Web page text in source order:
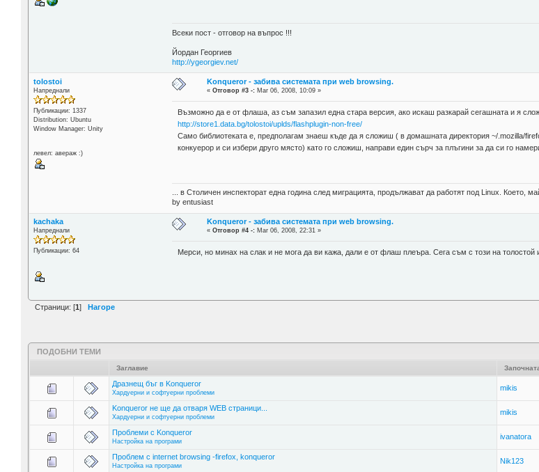
Всеки пост - отговор на въпрос !!!
Йордан Георгиев
http://ygeorgiev.net/
tolostoi
Напреднали
Публикации: 1337
Distribution: Ubuntu
Window Manager: Unity
левел: авераж :)
Konqueror - забива системата при web browsing.
«Отговор #3 -: Mar 06, 2008, 10:09 »
Възможно да е от флаша, аз съм запазил една стара версия, ако искаш разкарай сегашната и я
http://store1.data.bg/tolostoi/uplds/flashplugin-non-free/
Само библиотеката е, предполагам знаеш къде да я сложиш ( в домашната директория ~/.mozilla/
конкуерор и си избери друго място) като го сложиш, направи един сърч за плъгини за да си го
... в Столичен инспекторат една година след миграцията, продължават да работят под Linux. Което,
by entusiast
kachaka
Напреднали
Публикации: 64
Konqueror - забива системата при web browsing.
«Отговор #4 -: Mar 06, 2008, 22:31 »
Мерси, но минах на слак и не мога да ви кажа, дали е от флаш плеъра. Сега съм с този на толостой
Страници: [1] Нагоре
ПОДОБНИ ТЕМИ
Заглавие
Дразнещ бъг в Konqueror
Хардуерни и софтуерни проблеми
mikis
Konqueror не ще да отваря WEB страници...
Хардуерни и софтуерни проблеми
mikis
Проблеми с Konqueror
Настройка на програми
ivanatora
Проблем с internet browsing -firefox, konqueror
Настройка на програми
Nik123